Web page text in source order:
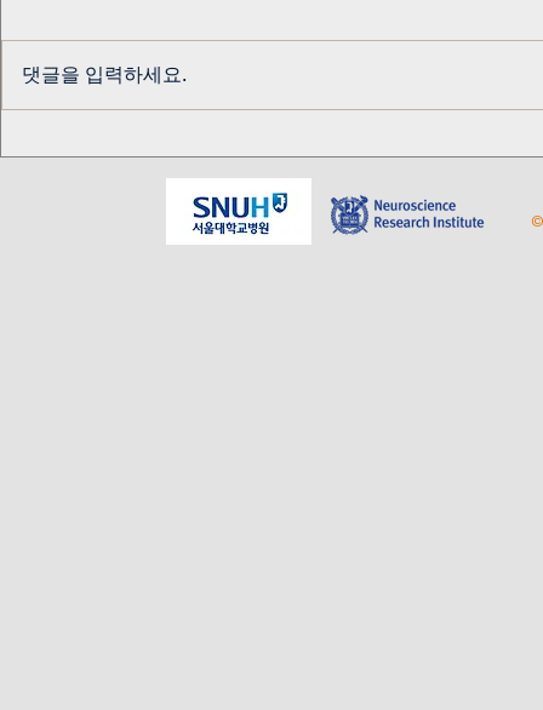
교수님 생신 기념
댓글을 입력하세요.
©